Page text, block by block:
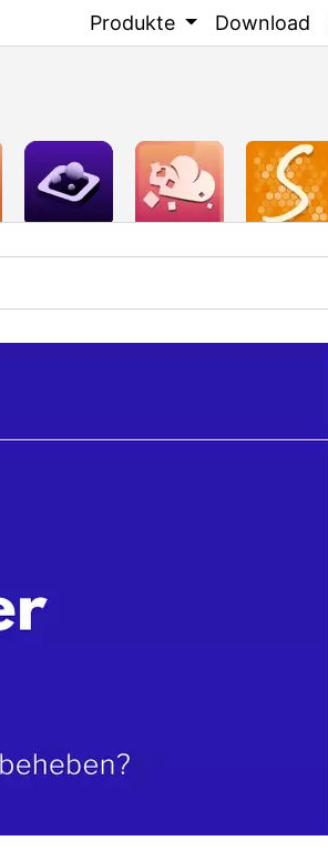
Produkte Download